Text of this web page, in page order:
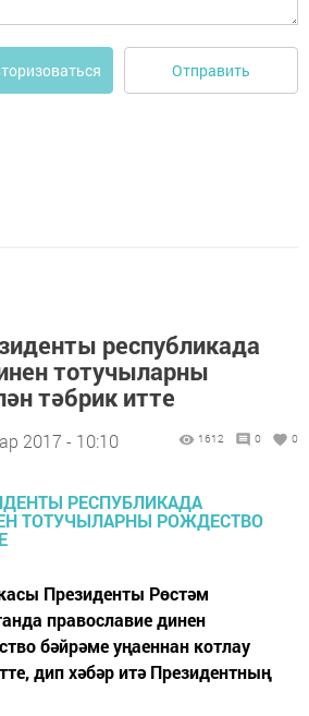
Отправить
республикада
тотучыларны
тәбрик итте
2017 - 10:10 1612 0 0
Президенты Рөстәм
православие динен
бәйрәме уңаеннан котлау
дип хәбәр итә Президентның